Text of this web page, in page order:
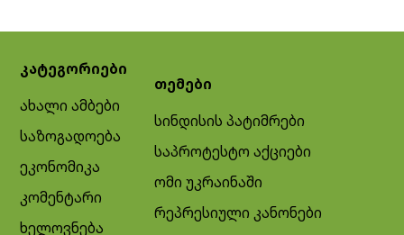
კატეგორიები
ახალი ამბები
საზოგადოება
ეკონომიკა
კომენტარი
ხელოვნება
თემები
სინდისის პატიმრები
საპროტესტო აქციები
ომი უკრაინაში
რეპრესიული კანონები